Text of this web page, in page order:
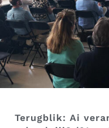
Terugblik: Ai